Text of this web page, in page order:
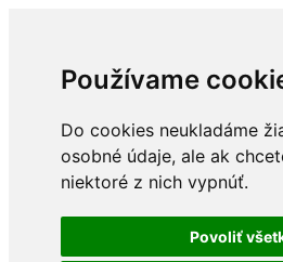
Používame
Do cookies neukladáme
osobné údaje, ale ak
niektoré z nich vypnúť.
Povoliť